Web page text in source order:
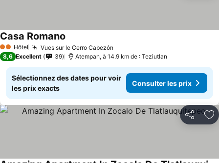
2 Étoiles
Hôtel Vues sur le Cerro Cabezón
Casa Romano
8,6 Excellent 39 Atempan, à 14.9 km de : Teziutlan
Sélectionnez des dates pour voir
les prix exacts
Consulter les prix
Partager